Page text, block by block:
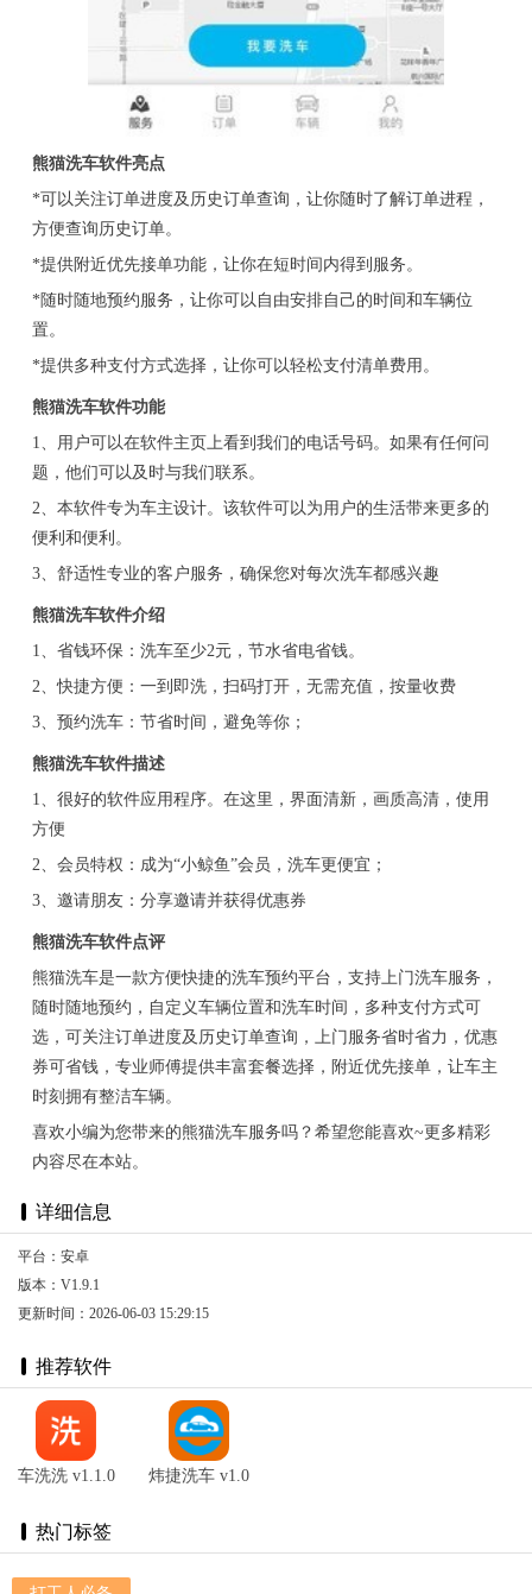
熊猫洗车软件亮点
*可以关注订单进度及历史订单查询，让你随时了解订单进程，
方便查询历史订单。
*提供附近优先接单功能，让你在短时间内得到服务。
*随时随地预约服务，让你可以自由安排自己的时间和车辆位
置。
*提供多种支付方式选择，让你可以轻松支付清单费用。
熊猫洗车软件功能
1、用户可以在软件主页上看到我们的电话号码。如果有任何问
题，他们可以及时与我们联系。
2、本软件专为车主设计。该软件可以为用户的生活带来更多的
便利和便利。
3、舒适性专业的客户服务，确保您对每次洗车都感兴趣
熊猫洗车软件介绍
1、省钱环保：洗车至少2元，节水省电省钱。
2、快捷方便：一到即洗，扫码打开，无需充值，按量收费
3、预约洗车：节省时间，避免等你；
熊猫洗车软件描述
1、很好的软件应用程序。在这里，界面清新，画质高清，使用
方便
2、会员特权：成为“小鲸鱼”会员，洗车更便宜；
3、邀请朋友：分享邀请并获得优惠券
熊猫洗车软件点评
熊猫洗车是一款方便快捷的洗车预约平台，支持上门洗车服务，
随时随地预约，自定义车辆位置和洗车时间，多种支付方式可
选，可关注订单进度及历史订单查询，上门服务省时省力，优惠
券可省钱，专业师傅提供丰富套餐选择，附近优先接单，让车主
时刻拥有整洁车辆。
喜欢小编为您带来的熊猫洗车服务吗？希望您能喜欢~更多精彩
内容尽在本站。
详细信息
平台：安卓
版本：V1.9.1
更新时间：2026-06-03 15:29:15
推荐软件
车洗洗 v1.1.0 炜捷洗车 v1.0
热门标签